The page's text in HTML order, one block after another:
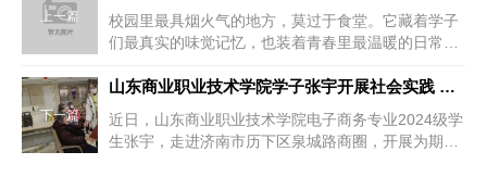
上一篇
校园里最具烟火气的地方，莫过于食堂。它藏着学子
们最真实的味觉记忆，也装着青春里最温暖的日常。
下一篇
山东商业职业技术学院学子张宇开展社会实践 用短视频技能助力商
近日，山东商业职业技术学院电子商务专业2024级学
生张宇，走进济南市历下区泉城路商圈，开展为期一